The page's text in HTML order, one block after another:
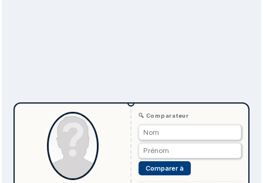
🔍 Comparateur
Comparer à